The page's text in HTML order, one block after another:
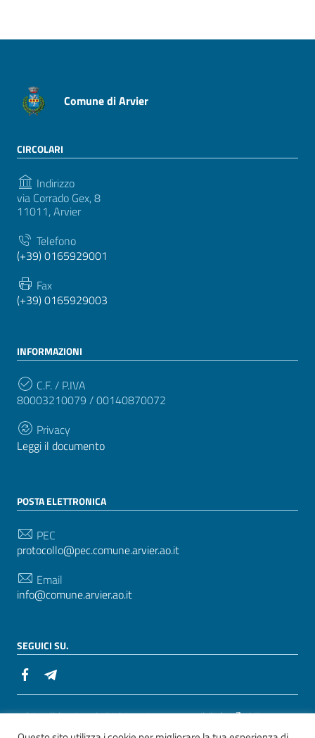
Comune di Arvier
CIRCOLARI
Indirizzo
via Corrado Gex, 8
11011, Arvier
Telefono
(+39) 0165929001
Fax
(+39) 0165929003
INFORMAZIONI
C.F. / P.IVA
80003210079 / 00140870072
Privacy
Leggi il documento
POSTA ELETTRONICA
PEC
protocollo@pec.comune.arvier.ao.it
Email
info@comune.arvier.ao.it
SEGUICI SU.
Sezione Link Utili
Whistelblowing | Dichiarazione accessibilità
| Tema